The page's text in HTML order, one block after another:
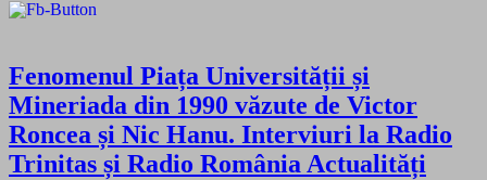
Fenomenul Piața Universității și
Mineriada din 1990 văzute de Victor
Roncea și Nic Hanu. Interviuri la Radio
Trinitas și Radio România Actualități